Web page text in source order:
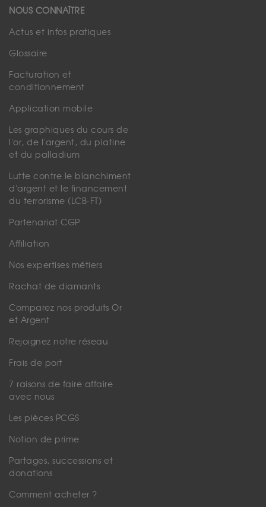
NOUS CONNAÎTRE
Actus et infos pratiques
Glossaire
Facturation et
conditionnement
Application mobile
Les graphiques du cours de
l'or, de l'argent, du platine
et du palladium
Lutte contre le blanchiment
d'argent et le financement
du terrorisme (LCB-FT)
Partenariat CGP
Affiliation
Nos expertises métiers
Rachat de diamants
Comparez nos produits Or
et Argent
Rejoignez notre réseau
Frais de port
7 raisons de faire affaire
avec nous
Les pièces PCGS
Notion de prime
Partages, successions et
donations
Comment acheter ?